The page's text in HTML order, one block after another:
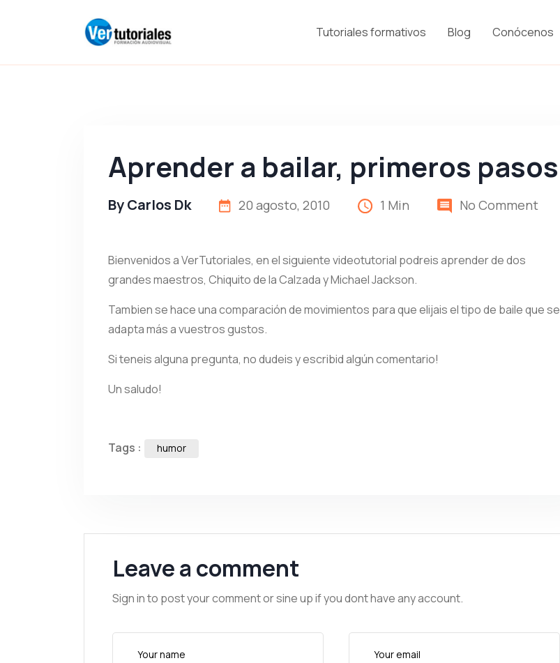
Tutoriales formativos Blog Conócenos
Aprender a bailar, primeros pasos
ByCarlos Dk 20 agosto, 2010 1 Min No Comment
Bienvenidos a VerTutoriales, en el siguiente videotutorial podreis aprender de dos
grandes maestros, Chiquito de la Calzada y Michael Jackson.
Tambien se hace una comparación de movimientos para que elijais el tipo de baile que se
adapta más a vuestros gustos.
Si teneis alguna pregunta, no dudeis y escribid algún comentario!
Un saludo!
Tags : humor
Leave a comment
Sign in to post your comment or sine up if you dont have any account.